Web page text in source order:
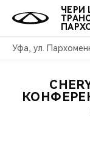
ЧЕРИ
Уфа, ул.